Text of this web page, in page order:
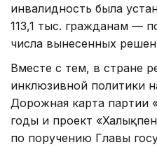
инвалидность была
113,1 тыс. гражданам —
числа вынесенных
Вместе с тем, в стране
инклюзивной политики
Дорожная карта партии
годы и проект
по поручению Главы